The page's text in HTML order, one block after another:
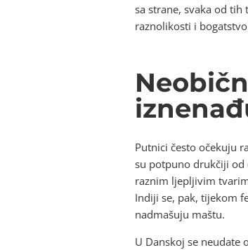
sa strane, svaka od
raznolikosti i
Putnici često očekuju
su potpuno drukčiji od
raznim ljepljivim
Indiji se, pak, tijekom
nadmašuju maštu.
U Danskoj se neudate